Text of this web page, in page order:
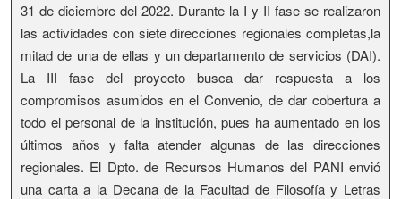
31 de diciembre del 2022. Durante la I y II fase se realizaron
las actividades con siete direcciones regionales completas,la
mitad de una de ellas y un departamento de servicios (DAI).
La III fase del proyecto busca dar respuesta a los
compromisos asumidos en el Convenio, de dar cobertura a
todo el personal de la institución, pues ha aumentado en los
últimos años y falta atender algunas de las direcciones
regionales. El Dpto. de Recursos Humanos del PANI envió
una carta a la Decana de la Facultad de Filosofía y Letras